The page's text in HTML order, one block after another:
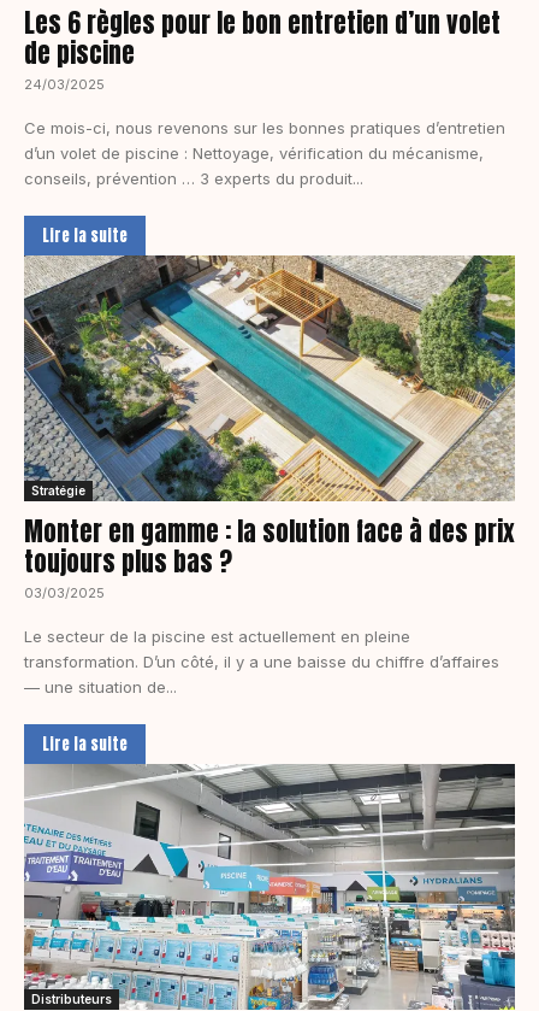
Les 6 règles pour le bon entretien d’un volet
de piscine
24/03/2025
Ce mois-ci, nous revenons sur les bonnes pratiques d’entretien
d’un volet de piscine : Nettoyage, vérification du mécanisme,
conseils, prévention … 3 experts du produit...
Lire la suite
Stratégie
Monter en gamme : la solution face à des prix
toujours plus bas ?
03/03/2025
Le secteur de la piscine est actuellement en pleine
transformation. D’un côté, il y a une baisse du chiffre d’affaires
— une situation de...
Lire la suite
Distributeurs